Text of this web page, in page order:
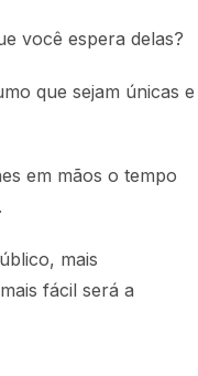
você espera delas?
que sejam únicas e
em mãos o tempo
mais
fácil será a